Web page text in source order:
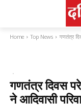
Home Top News गणतंत्र
गणतंत्र दिवस
ने आदिवासी